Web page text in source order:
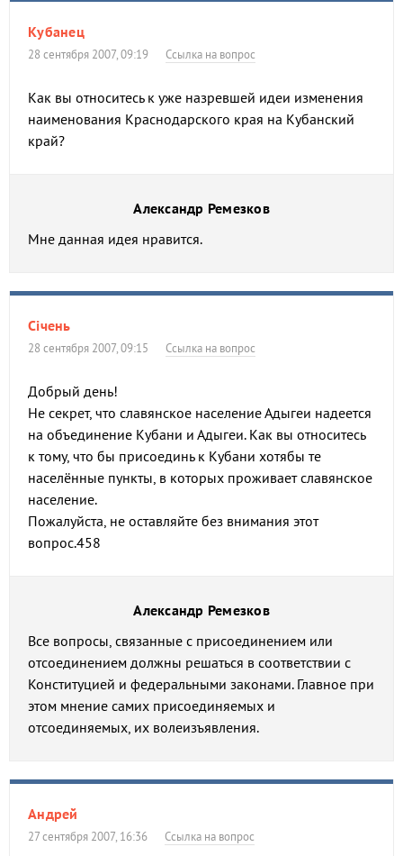
Кубанец
28 сентября 2007, 09:19 Ссылка на вопрос
Как вы относитесь к уже назревшей идеи изменения
наименования Краснодарского края на Кубанский
край?
Александр Ремезков
Мне данная идея нравится.
Сiчень
28 сентября 2007, 09:15 Ссылка на вопрос
Добрый день!
Не секрет, что славянское население Адыгеи надеется
на объединение Кубани и Адыгеи. Как вы относитесь
к тому, что бы присоединь к Кубани хотябы те
населённые пункты, в которых проживает славянское
население.
Пожалуйста, не оставляйте без внимания этот
вопрос.458
Александр Ремезков
Все вопросы, связанные с присоединением или
отсоединением должны решаться в соответствии с
Конституцией и федеральными законами. Главное при
этом мнение самих присоединяемых и
отсоединяемых, их волеизъявления.
Андрей
27 сентября 2007, 16:36 Ссылка на вопрос